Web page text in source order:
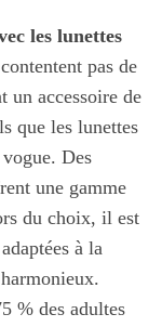
les lunettes
pas de
un accessoire de
que les lunettes
Des
une gamme
du choix, il est
à la
% des adultes